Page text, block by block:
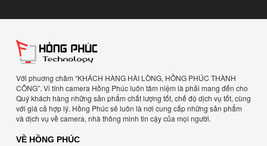
Với phuơng châm “KHÁCH HÀNG HÀI LÒNG, HỒNG PHÚC THÀNH
CÔNG”. Vi tính camera Hồng Phúc luôn tâm niệm là phải mang đến cho
Quý khách hàng những sản phẩm chất lượng tốt, chế độ dịch vụ tốt, cùng
với giá cả hợp lý. Hồng Phúc sẽ luôn là nơi cung cấp những sản phẩm
và dịch vụ về camera, nhà thông minh tin cậy của mọi người.
VỀ HỒNG PHÚC